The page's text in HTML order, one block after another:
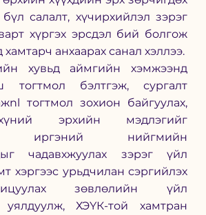
салалт, хүчирхийлэл зэрэг
хүргэх эрсдэл бий болгож
хамтарч анхаарах санал хэллээ.
хувьд аймгийн хэмжээнд
тогтмол бэлтгэж, сургалт
тогтмол зохион байгуулах,
эрхийн мэдлэгийг
иргэний нийгмийн
чадавхжуулах зэрэг үйл
хэргээс урьдчилан сэргийлэх
зөвлөлийн үйл
уялдуулж, ХЭҮК-той хамтран